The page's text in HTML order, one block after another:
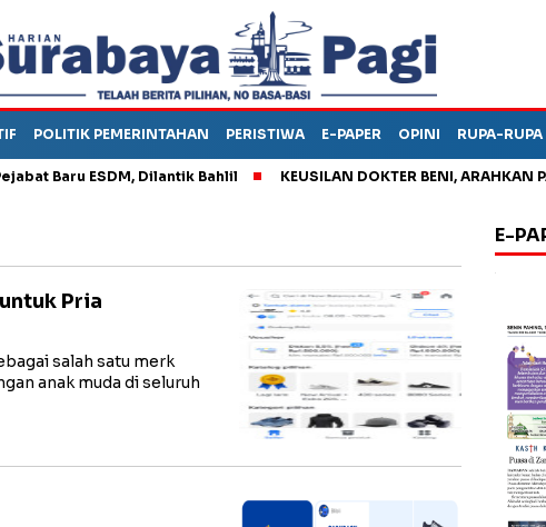
POLITIK PEMERINTAHAN PERISTIWA E-PAPER OPINI RUPA-RUPA
ESDM, Dilantik Bahlil KEUSILAN DOKTER BENI, ARAHKAN
Pria
salah satu merk
anak muda di seluruh
E-